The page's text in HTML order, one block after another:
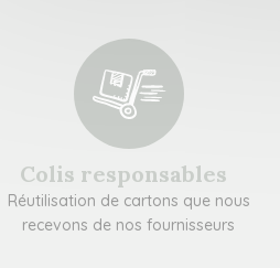
Colis responsables
Réutilisation de cartons que nous
recevons de nos fournisseurs